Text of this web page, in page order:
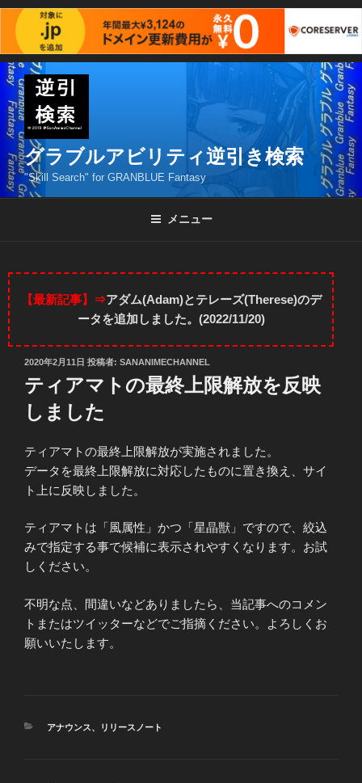
コ
ン
テ
ン
へ
ス
グラブルアビリティ逆引き検索
"Skill Search" for GRANBLUE Fantasy
メニュー
【最新記事】⇒アダム(Adam)とテレーズ(Therese)のデ
ータを追加しました。(2022/11/20)
投
日:
2020年2月11日 投稿者: SANANIMECHANNEL
ティアマトの最終上限解放を反映
しました
ティアマトの最終上限解放が実施されました。
データを最終上限解放に対応したものに置き換え、サイ
ト上に反映しました。
ティアマトは「風属性」かつ「星晶獣」ですので、絞込
みで指定する事で候補に表示されやすくなります。お試
しください。
不明な点、間違いなどありましたら、当記事へのコメン
トまたはツイッターなどでご指摘ください。よろしくお
願いいたします。
カ
アナウンス、 リリースノート